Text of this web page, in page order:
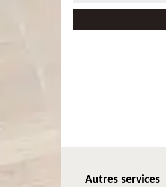
Autres services